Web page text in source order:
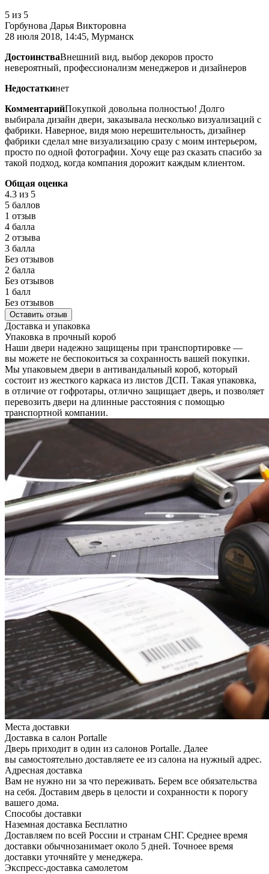
5 из 5
Горбунова Дарья Викторовна
28 июля 2018, 14:45, Мурманск
ДостоинстваВнешний вид, выбор декоров просто
невероятный, профессионализм менеджеров и дизайнеров
Недостаткинет
КомментарийПокупкой довольна полностью! Долго
выбирала дизайн двери, заказывала несколько визуализаций с
фабрики. Наверное, видя мою нерешительность, дизайнер
фабрики сделал мне визуализацию сразу с моим интерьером,
просто по одной фотографии. Хочу еще раз сказать спасибо за
такой подход, когда компания дорожит каждым клиентом.
Общая оценка
4.3 из 5
5 баллов
1 отзыв
4 балла
2 отзыва
3 балла
Без отзывов
2 балла
Без отзывов
1 балл
Без отзывов
Оставить отзыв
Доставка и упаковка
Упаковка в прочный короб
Наши двери надежно защищены при транспортировке —
вы можете не беспокоиться за сохранность вашей покупки.
Мы упаковыем двери в антивандальный короб, который
состоит из жесткого каркаса из листов ДСП. Такая упаковка,
в отличие от гофротары, отлично защищает дверь, и позволяет
перевозить двери на длинные расстояния с помощью
транспортной компании.
Места доставки
Доставка в салон Portalle
Дверь приходит в один из салонов Portalle. Далее
вы самостоятельно доставляете ее из салона на нужный адрес.
Адресная доставка
Вам не нужно ни за что переживать. Берем все обязательства
на себя. Доставим дверь в целости и сохранности к порогу
вашего дома.
Способы доставки
Наземная доставка Бесплатно
Доставляем по всей России и странам СНГ. Среднее время
доставки обычнозанимает около 5 дней. Точноее время
доставки уточняйте у менеджера.
Экспресс-доставка самолетом